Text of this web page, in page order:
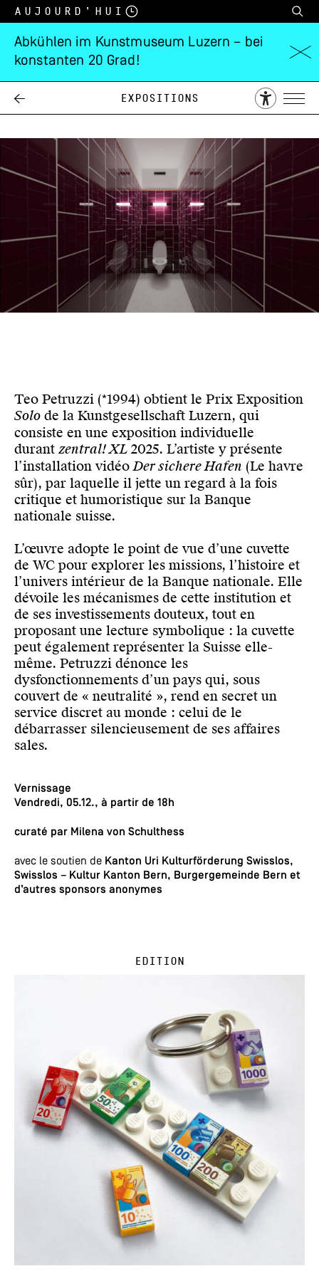
Aujourd’hui
Abkühlen im Kunstmuseum Luzern – bei
konstanten 20 Grad!
Expositions
SoloTeo Petruzzi
06.12. 08.02.
Teo Petruzzi (*1994) obtient le Prix Exposition
Solo de la Kunstgesellschaft Luzern, qui
consiste en une exposition individuelle
durant zentral! XL 2025. L’artiste y présente
l’installation vidéoDer sichere Hafen (Le havre
sûr), par laquelle il jette un regard à la fois
critique et humoristique sur la Banque
nationale suisse.
L’œuvre adopte le point de vue d’une cuvette
de WC pour explorer les missions, l’histoire et
l’univers intérieur de la Banque nationale. Elle
dévoile les mécanismes de cette institution et
de ses investissements douteux, tout en
proposant une lecture symbolique : la cuvette
peut également représenter la Suisse elle-
même. Petruzzi dénonce les
dysfonctionnements d’un pays qui, sous
couvert de « neutralité », rend en secret un
service discret au monde : celui de le
débarrasser silencieusement de ses affaires
sales.
Vernissage
Vendredi, 05.12., à partir de 18h
curaté par Milena von Schulthess
avec le soutien de Kanton Uri Kulturförderung Swisslos,
Swisslos – Kultur Kanton Bern, Burgergemeinde Bern et
d’autres sponsors anonymes
Edition